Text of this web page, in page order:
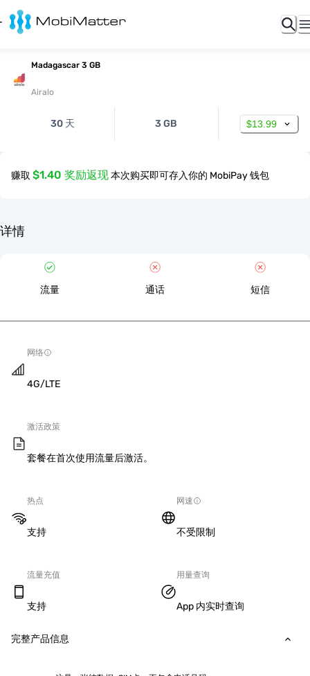
Madagascar 3 GB
Airalo
30 天 3 GB $13.99
赚取 $1.40 奖励返现本次购买即可存入你的 MobiPay 钱包
详情
流量 通话 短信
网络
4G/LTE
激活政策
套餐在首次使用流量后激活。
热点
支持
网速
不受限制
流量充值
支持
用量查询
App 内实时查询
完整产品信息